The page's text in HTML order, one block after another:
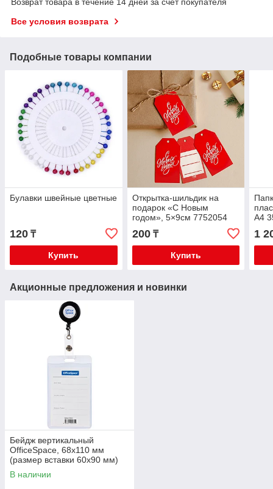
Все условия возврата
Подобные товары компании
Булавки швейные цветные
120 ₸
Купить
Открытка-шильдик на
подарок «С Новым
годом», 5×9см 7752054
200₸
Купить
А4
1
Акционные предложения и новинки
Бейдж вертикальный
OfficeSpace, 68х110 мм
(размер вставки 60х90 мм)
держатель-рулетка, черный
284661
В наличии